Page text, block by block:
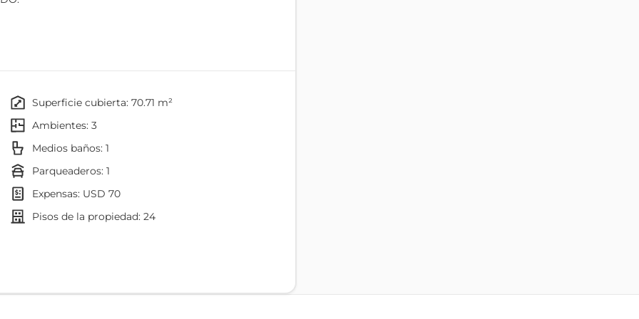
y la ubicación, esta propiedad es perfecta para vivir
superficie cubierta: 70.71 m²
ambientes: 3
Medios baños: 1
parqueaderos: 1
expensas: USD 70
pisos de la propiedad: 24
Baño